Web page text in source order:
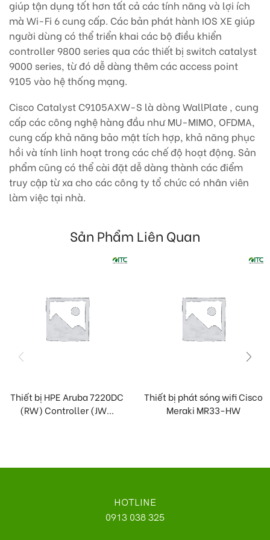
giúp tận dụng tốt hơn tất cả các tính năng và lợi ích
mà Wi-Fi 6 cung cấp. Các bản phát hành IOS XE giúp
người dùng có thể triển khai các bộ điều khiển
controller 9800 series qua các thiết bị switch catalyst
9000 series, từ đó dễ dàng thêm các access point
9105 vào hệ thống mạng.
Cisco Catalyst C9105AXW-S là dòng WallPlate , cung
cấp các công nghệ hàng đầu như MU-MIMO, OFDMA,
cung cấp khả năng bảo mật tích hợp, khả năng phục
hồi và tính linh hoạt trong các chế độ hoạt động. Sản
phẩm cũng có thể cài đặt dễ dàng thành các điểm
truy cập từ xa cho các công ty tổ chức có nhân viên
làm việc tại nhà.
Sản Phẩm Liên Quan
Thiết bị HPE Aruba 7220DC
(RW) Controller (JW...
Thiết bị phát sóng wifi Cisco
Meraki MR33-HW
HOTLINE
0913 038 325